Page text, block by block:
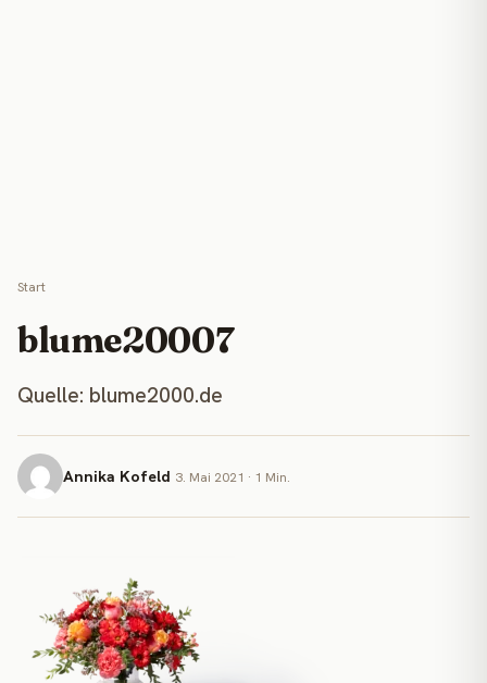
Start
blume20007
Quelle: blume2000.de
Annika Kofeld 3. Mai 2021 · 1 Min.